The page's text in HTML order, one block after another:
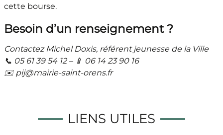
cette bourse.
Besoin d’un renseignement ?
Contactez Michel Doxis, référent jeunesse de la Ville
📞 05 61 39 54 12 – 📱 06 14 23 90 16
✉️ pij@mairie-saint-orens.fr
LIENS UTILES